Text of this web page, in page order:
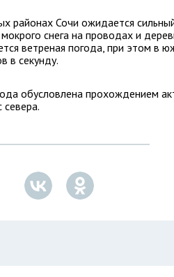
районах Сочи ожидается
снега на проводах и
ветреная погода, при этом в
в секунду.
обусловлена прохождением